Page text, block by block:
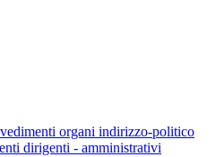
organi indirizzo-politico
dirigenti - amministrativi